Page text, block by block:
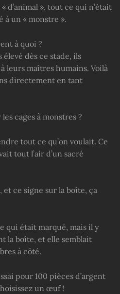
d’animal », tout ce qui n’était
à un « monstre ».
à quoi ?
élevé dès ce stade, ils
leurs maîtres humains. Voilà
directement en tant
cages à monstres ?
tout ce qu’on voulait. Ce
tout l’air d’un sacré
ce signe sur la boîte, ça
qui était marqué, mais il y
la boîte, et elle semblait
à côté.
pour 100 pièces d’argent
un œuf !